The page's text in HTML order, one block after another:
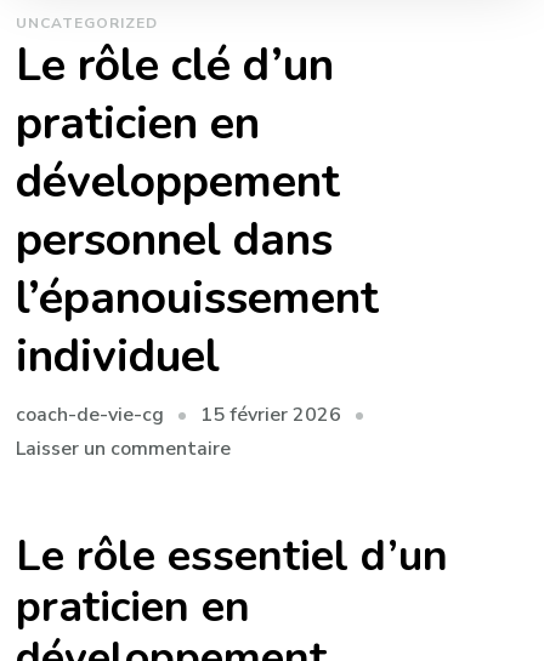
UNCATEGORIZED
Le rôle clé d’un
praticien en
développement
personnel dans
l’épanouissement
individuel
coach-de-vie-cg
15 février 2026
Laisser un commentairesur
clé
d’un
praticien
en
Le rôle essentiel d’un
praticien en